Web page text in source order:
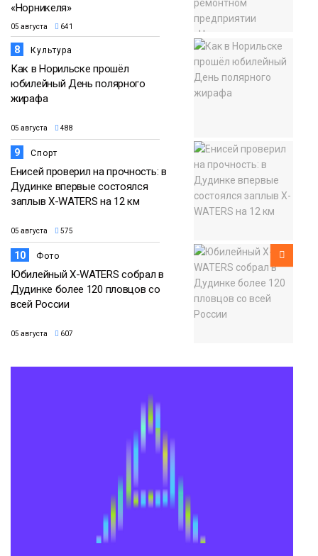
«Норникеля»
05 августа 641
8 Культура
Как в Норильске прошёл
юбилейный День полярного
жирафа
05 августа 488
9 Спорт
Енисей проверил на прочность: в
Дудинке впервые состоялся
заплыв X-WATERS на 12 км
05 августа 575
10 Фото
Юбилейный X-WATERS собрал в
Дудинке более 120 пловцов со
всей России
05 августа 607